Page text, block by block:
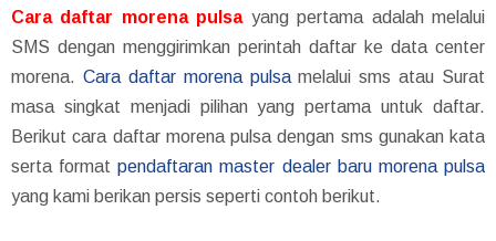
Cara daftar morena pulsayang pertama adalah melalui
SMS dengan menggirimkan perintah daftar ke data center
morena. Cara daftar morena pulsamelalui sms atau Surat
masa singkat menjadi pilihan yang pertama untuk daftar.
Berikut cara daftar morena pulsa dengan sms gunakan kata
serta formatpendaftaran master dealer baru morena pulsa
yang kami berikan persis seperti contoh berikut.